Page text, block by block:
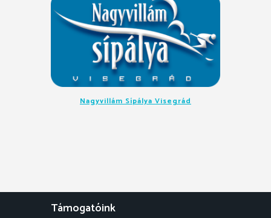
Nagyvillám Sípálya Visegrád
Támogatóink